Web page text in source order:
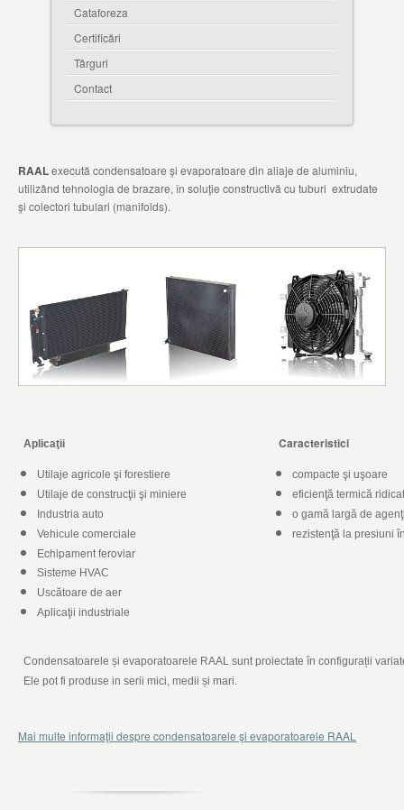
Cataforeza
Certificări
Târguri
Contact
RAALexecută condensatoare şi evaporatoare din aliaje de aluminiu,
utilizând tehnologia de brazare, în soluţie constructivă cu tuburi extrudate
şi colectori tubulari (manifolds).
Aplicaţii Caracteristici
Utilaje agricole şi forestiere
Utilaje de construcţii şi miniere
Industria auto
Vehicule comerciale
Echipament feroviar
Sisteme HVAC
Uscătoare de aer
Aplicaţii industriale
compacte şi uşoare
eficienţă termică
o gamă largă de
rezistenţă la presiuni
Condensatoarele și evaporatoarele RAAL sunt proiectate în configurații
Ele pot fi produse in serii mici, medii și mari.
Mai multe informaţii despre condensatoarele şi evaporatoarele RAAL